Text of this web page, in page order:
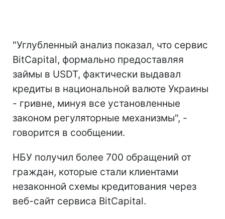
"Углубленный анализ показал, что сервис
BitCapital, формально предоставляя
займы в USDT, фактически выдавал
кредиты в национальной валюте Украины
- гривне, минуя все установленные
законом регуляторные механизмы", -
говорится в сообщении.
НБУ получил более 700 обращений от
граждан, которые стали клиентами
незаконной схемы кредитования через
веб-сайт сервиса BitCapital.